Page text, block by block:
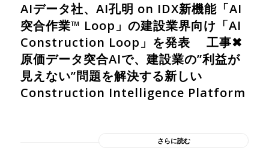
AIデータ社、AI孔明 on IDX新機能「AI
突合作業™︎ Loop」の建設業界向け「AI
Construction Loop」を発表 工事✖︎
原価データ突合AIで、建設業の”利益が
見えない”問題を解決する新しい
Construction Intelligence Platform
さらに読む